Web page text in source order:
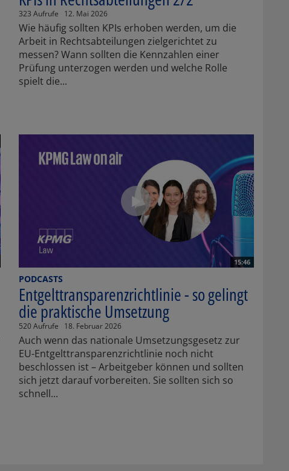
323 Aufrufe 12. Mai 2026
Wie häufig sollten KPIs erhoben werden, um die
Arbeit in Rechtsabteilungen zielgerichtet zu
messen? Wann sollten die Kennzahlen einer
Prüfung unterzogen werden und welche Rolle
spielt die...
15:46
PODCASTS
Entgelttransparenzrichtlinie - so gelingt
die praktische Umsetzung
520 Aufrufe 18. Februar 2026
Auch wenn das nationale Umsetzungsgesetz zur
EU-Entgelttransparenzrichtlinie noch nicht
beschlossen ist – Arbeitgeber können und sollten
sich jetzt darauf vorbereiten. Sie sollten sich so
schnell...